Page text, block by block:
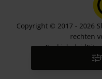
Copyright © 2017 - 2026
rechten
Cookiebeleid